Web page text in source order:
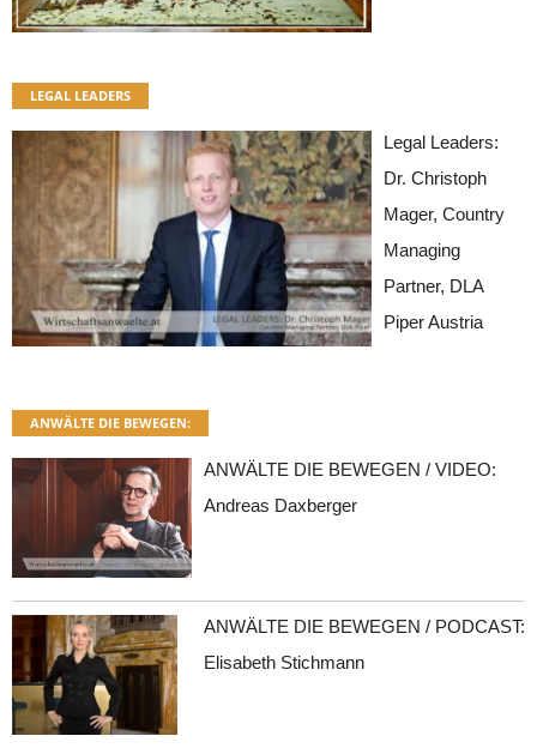
LEGAL LEADERS
Legal Leaders:
Dr. Christoph
Mager, Country
Managing
Partner, DLA
Piper Austria
ANWÄLTE DIE BEWEGEN:
ANWÄLTE DIE BEWEGEN / VIDEO:
Andreas Daxberger
ANWÄLTE DIE BEWEGEN / PODCAST:
Elisabeth Stichmann